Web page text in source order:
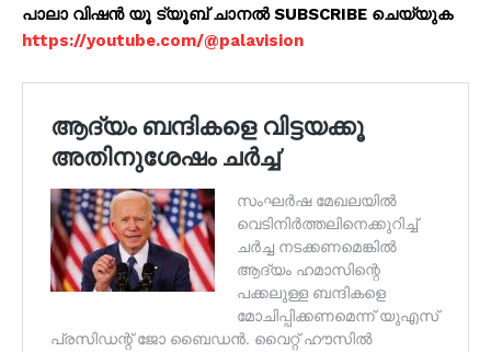
പാലാ വിഷൻ യൂ ട്യൂബ് ചാനൽ SUBSCRIBE ചെയ്യുക
https://youtube.com/@palavision